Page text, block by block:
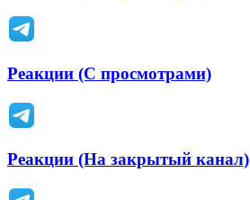
Реакции (С просмотрами)
Реакции (На закрытый канал)